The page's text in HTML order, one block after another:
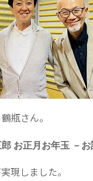
瓶さん。
郎 お正月お年玉 －
現しました。